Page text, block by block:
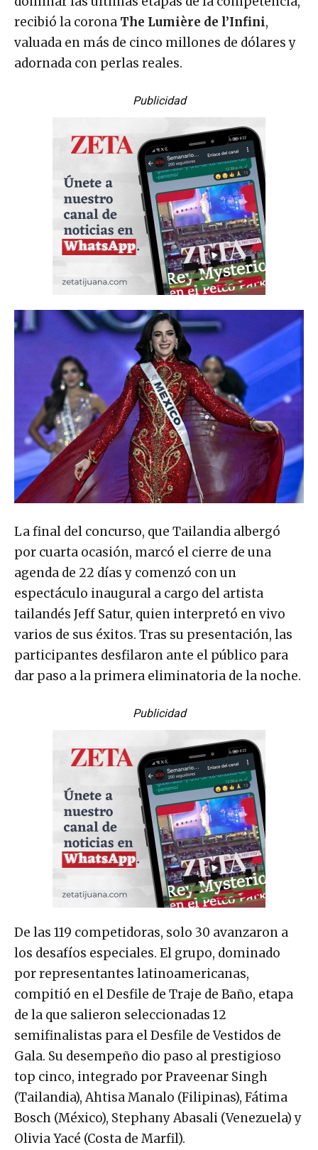
recibió la corona The Lumière de l’Infini
valuada en más de cinco millones de dólares y
adornada con perlas reales.
Publicidad
La final del concurso, que Tailandia albergó
por cuarta ocasión, marcó el cierre de una
agenda de 22 días y comenzó con un
espectáculo inaugural a cargo del artista
tailandés Jeff Satur, quien interpretó en vivo
varios de sus éxitos. Tras su presentación, las
participantes desfilaron ante el público para
dar paso a la primera eliminatoria de la noche.
Publicidad
De las 119 competidoras, solo 30 avanzaron a
los desafíos especiales. El grupo, dominado
por representantes latinoamericanas,
compitió en el Desfile de Traje de Baño, etapa
de la que salieron seleccionadas 12
semifinalistas para el Desfile de Vestidos de
Gala. Su desempeño dio paso al prestigioso
top cinco, integrado por Praveenar Singh
(Tailandia), Ahtisa Manalo (Filipinas), Fátima
Bosch (México), Stephany Abasali (Venezuela) y
Olivia Yacé (Costa de Marfil).